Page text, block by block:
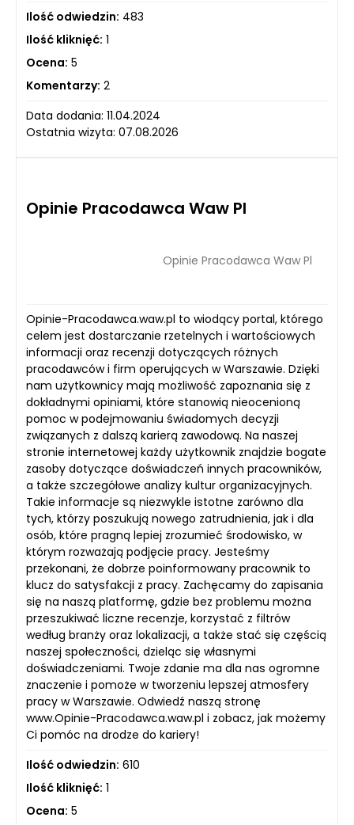
Ilość odwiedzin: 483
Ilość kliknięć: 1
Ocena: 5
Komentarzy: 2
Data dodania: 11.04.2024
Ostatnia wizyta: 07.08.2026
Opinie Pracodawca Waw Pl
Opinie Pracodawca Waw Pl
Opinie-Pracodawca.waw.pl to wiodący portal, którego
celem jest dostarczanie rzetelnych i wartościowych
informacji oraz recenzji dotyczących różnych
pracodawców i firm operujących w Warszawie. Dzięki
nam użytkownicy mają możliwość zapoznania się z
dokładnymi opiniami, które stanowią nieocenioną
pomoc w podejmowaniu świadomych decyzji
związanych z dalszą karierą zawodową. Na naszej
stronie internetowej każdy użytkownik znajdzie bogate
zasoby dotyczące doświadczeń innych pracowników,
a także szczegółowe analizy kultur organizacyjnych.
Takie informacje są niezwykle istotne zarówno dla
tych, którzy poszukują nowego zatrudnienia, jak i dla
osób, które pragną lepiej zrozumieć środowisko, w
którym rozważają podjęcie pracy. Jesteśmy
przekonani, że dobrze poinformowany pracownik to
klucz do satysfakcji z pracy. Zachęcamy do zapisania
się na naszą platformę, gdzie bez problemu można
przeszukiwać liczne recenzje, korzystać z filtrów
według branży oraz lokalizacji, a także stać się częścią
naszej społeczności, dzieląc się własnymi
doświadczeniami. Twoje zdanie ma dla nas ogromne
znaczenie i pomoże w tworzeniu lepszej atmosfery
pracy w Warszawie. Odwiedź naszą stronę
www.Opinie-Pracodawca.waw.pl i zobacz, jak możemy
Ci pomóc na drodze do kariery!
Ilość odwiedzin: 610
Ilość kliknięć: 1
Ocena: 5